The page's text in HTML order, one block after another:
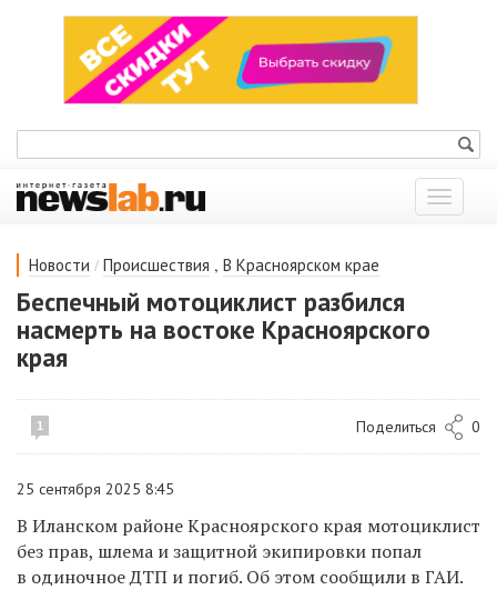
Показать
меню
Новости / Происшествия , В Красноярском крае
Беспечный мотоциклист разбился
насмерть на востоке Красноярского
края
1 Поделиться 0
25 сентября 2025 8:45
В Иланском районе Красноярского края мотоциклист
без прав, шлема и защитной экипировки попал
в одиночное ДТП и погиб. Об этом сообщили в ГАИ.